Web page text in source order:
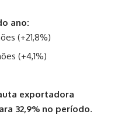
ano:
(+21,8%)
(+4,1%)
exportadora
32,9% no período.